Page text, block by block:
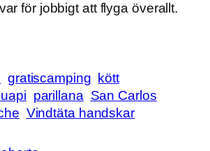
för jobbigt att flyga överallt.
gratiscamping
kött
parillana San Carlos
Vindtäta handskar